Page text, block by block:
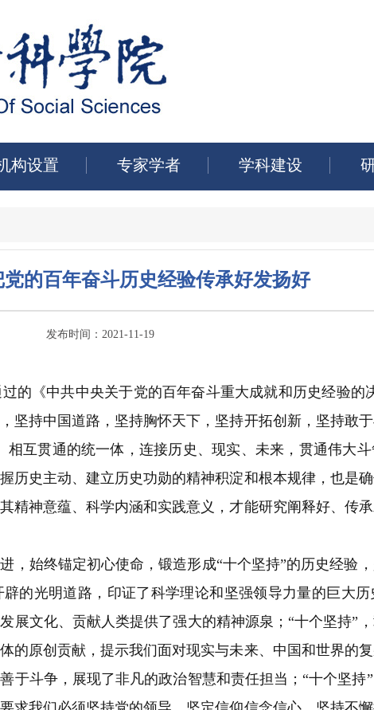
构设置 专家学者 学科建设
党的百年奋斗历史经验传承好发扬好
发布时间：2021-11-19
《中共中央关于党的百年奋斗重大成就和历史经验的
坚持中国道路，坚持胸怀天下，坚持开拓创新，坚持敢
相互贯通的统一体，连接历史、现实、未来，贯通伟大斗
史主动、建立历史功勋的精神积淀和根本规律，也是确
精神意蕴、科学内涵和实践意义，才能研究阐释好、传
始终锚定初心使命，锻造形成“十个坚持”的历史经验
辟的光明道路，印证了科学理论和坚强领导力量的巨大
展文化、贡献人类提供了强大的精神源泉；“十个坚持”
的原创贡献，提示我们面对现实与未来、中国和世界的
于斗争，展现了非凡的政治智慧和责任担当；“十个坚持”